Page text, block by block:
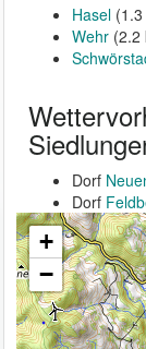
Hasel
Wehr (2.2
Dorf
Dorf
+
−